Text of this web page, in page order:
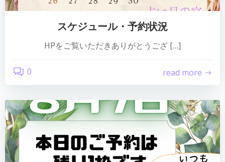
スケジュール・予約状況
HPをご覧いただきありがとうござ […]
0 read more